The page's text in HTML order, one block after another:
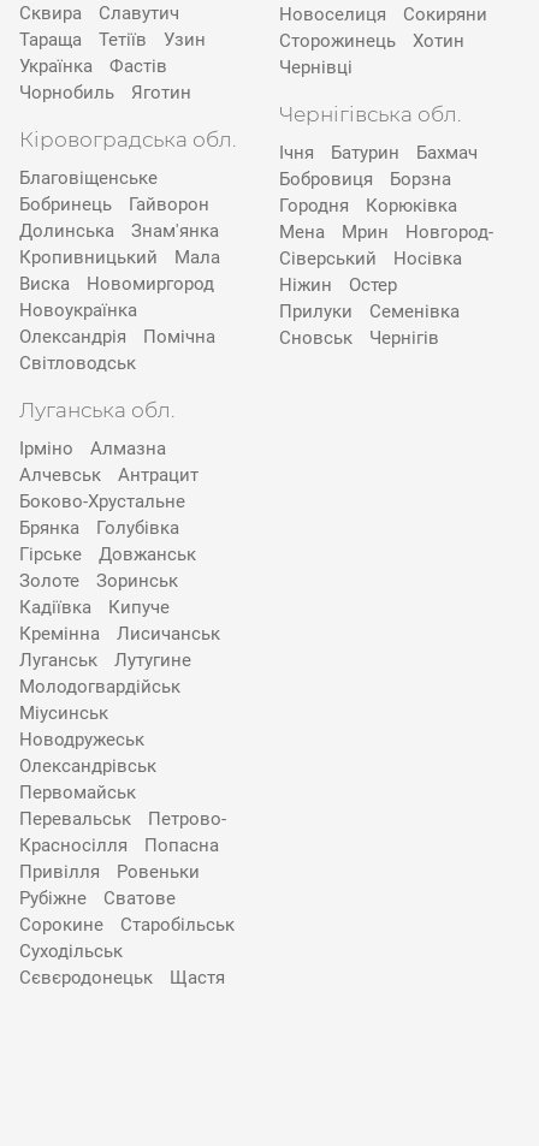
Сквира
Славутич
Тараща
Тетіїв
Узин
Українка
Фастів
Чорнобиль
Яготин
Кіровоградська обл.
Благовіщенське
Бобринець
Гайворон
Долинська
Знам'янка
Кропивницький
Мала
Виска
Новомиргород
Новоукраїнка
Олександрія
Помічна
Світловодськ
Луганська обл.
Ірміно
Алмазна
Алчевськ
Антрацит
Боково-Хрустальне
Брянка
Голубівка
Гірське
Довжанськ
Золоте
Зоринськ
Кадіївка
Кипуче
Кремінна
Лисичанськ
Луганськ
Лутугине
Молодогвардійськ
Міусинськ
Новодружеськ
Олександрівськ
Первомайськ
Перевальськ
Петрово-
Красносілля
Попасна
Привілля
Ровеньки
Рубіжне
Сватове
Сорокине
Старобільськ
Суходільськ
Сєвєродонецьк
Щастя
Новоселиця
Сокиряни
Сторожинець
Хотин
Чернівці
Чернігівська обл.
Ічня Батурин
Бахмач
Бобровиця
Борзна
Городня
Корюківка
Мена
Мрин
Новгород-
Сіверський
Носівка
Ніжин
Остер
Прилуки
Семенівка
Сновськ
Чернігів